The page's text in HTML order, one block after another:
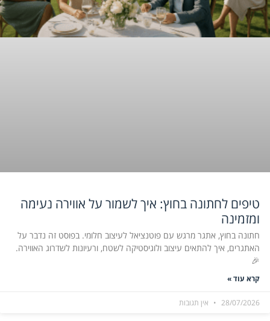
טיפים לחתונה בחוץ: איך לשמור על אווירה נעימה
ומזמינה
חתונה בחוץ, אתגר מרגש עם פוטנציאל לעיצוב חלומי. בפוסט זה נדבר על
האתגרים, איך להתאים עיצוב ולוגיסטיקה לשטח, ורעיונות לשדרוג האווירה.
🎉
קרא עוד »
28/07/2026 אין תגובות